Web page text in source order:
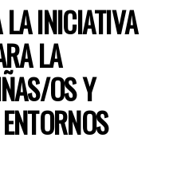
INICIATIVA
LA
OS Y